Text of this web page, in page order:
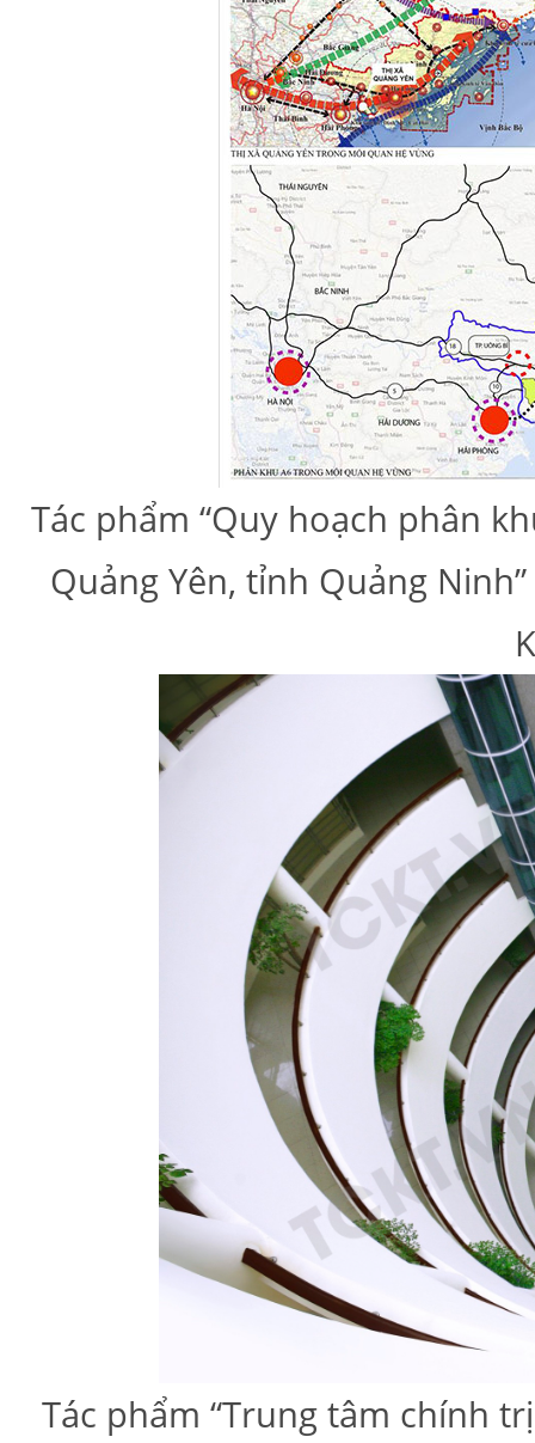
Tác phẩm “Quy hoạch phân
Quảng Yên, tỉnh Quảng
Tác phẩm “Trung tâm chính